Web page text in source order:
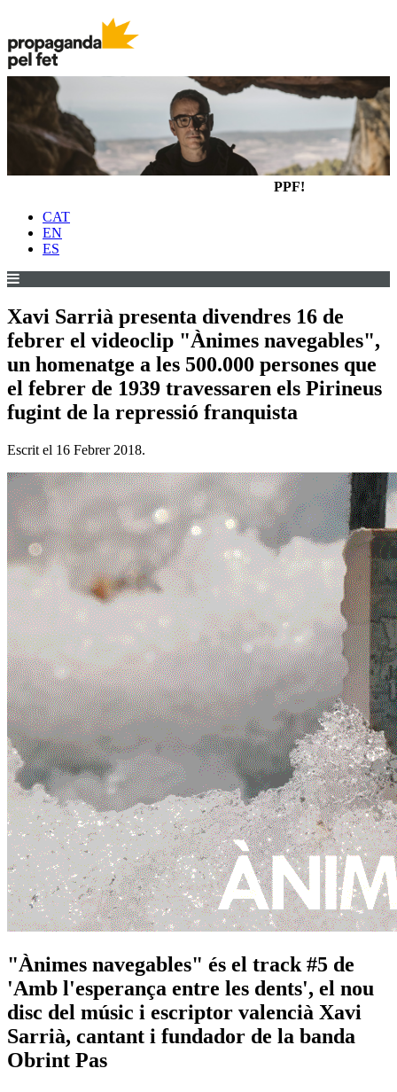
PPF!
CAT
EN
ES
Xavi Sarrià presenta divendres 16 de
febrer el videoclip "Ànimes navegables",
un homenatge a les 500.000 persones que
el febrer de 1939 travessaren els Pirineus
fugint de la repressió franquista
Escrit el 16 Febrer 2018.
"Ànimes navegables" és el track #5 de
'Amb l'esperança entre les dents', el nou
disc del músic i escriptor valencià Xavi
Sarrià, cantant i fundador de la banda
Obrint Pas